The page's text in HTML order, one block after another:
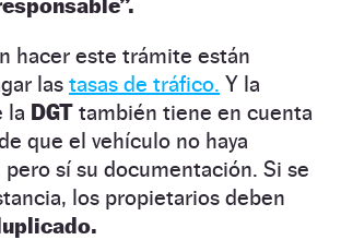
hacer este trámite están
las tasas de tráfico. Y la
la DGT también tiene en cuenta
que el vehículo no haya
sí su documentación. Si se
los propietarios deben